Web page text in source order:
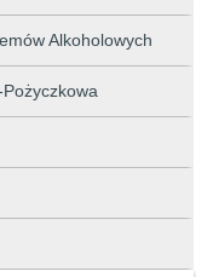
Alkoholowych